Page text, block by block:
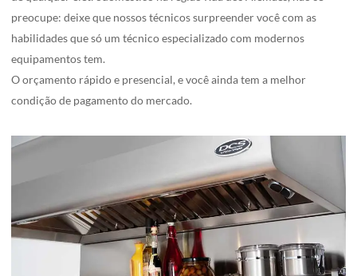
preocupe: deixe que nossos técnicos surpreender você com as
habilidades que só um técnico especializado com modernos
equipamentos tem.
O orçamento rápido e presencial, e você ainda tem a melhor
condição de pagamento do mercado.